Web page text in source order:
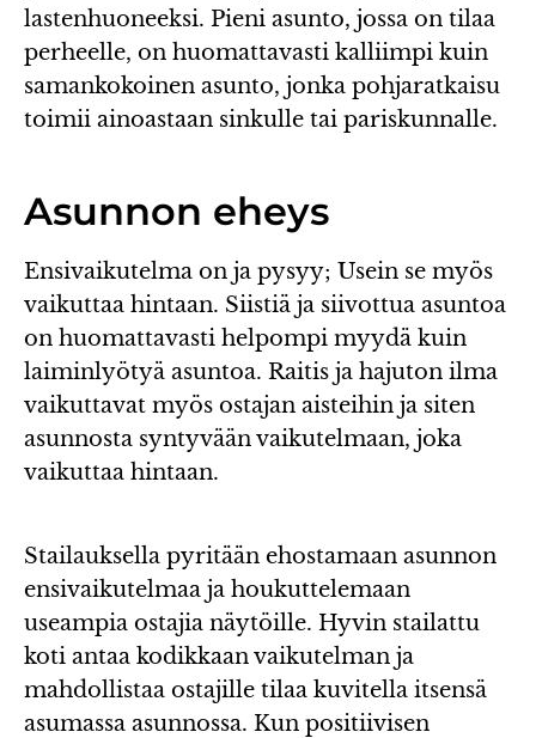
lastenhuoneeksi. Pieni asunto, jossa on tilaa
perheelle, on huomattavasti kalliimpi kuin
samankokoinen asunto, jonka pohjaratkaisu
toimii ainoastaan sinkulle tai pariskunnalle.
Asunnon eheys
Ensivaikutelma on ja pysyy; Usein se myös
vaikuttaa hintaan. Siistiä ja siivottua asuntoa
on huomattavasti helpompi myydä kuin
laiminlyötyä asuntoa. Raitis ja hajuton ilma
vaikuttavat myös ostajan aisteihin ja siten
asunnosta syntyvään vaikutelmaan, joka
vaikuttaa hintaan.
Stailauksella pyritään ehostamaan asunnon
ensivaikutelmaa ja houkuttelemaan
useampia ostajia näytöille. Hyvin stailattu
koti antaa kodikkaan vaikutelman ja
mahdollistaa ostajille tilaa kuvitella itsensä
asumassa asunnossa. Kun positiivisen